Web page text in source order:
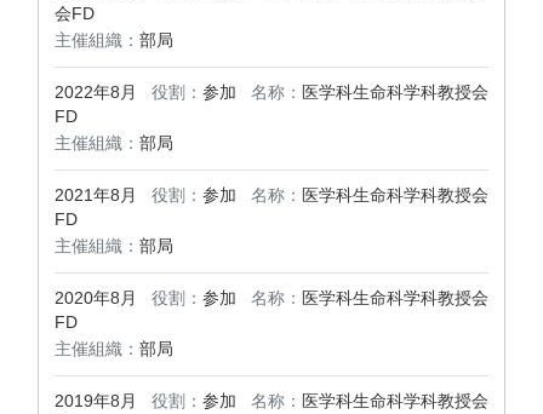
会FD
主催組織： 部局
2022年8月 役割： 参加 名称： 医学科生命科学科教授会
FD
主催組織： 部局
2021年8月 役割： 参加 名称： 医学科生命科学科教授会
FD
主催組織： 部局
2020年8月 役割： 参加 名称： 医学科生命科学科教授会
FD
主催組織： 部局
2019年8月 役割： 参加 名称： 医学科生命科学科教授会